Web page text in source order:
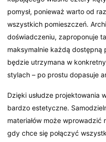
pomysł, ponieważ warto od
wszystkich pomieszczeń.
doświadczeniu, zaproponuje
maksymalnie każdą dostępną
będzie utrzymana w
stylach – po prostu dopasuje
Dzięki usłudze projektowania
bardzo estetyczne.
materiałów może wprowadzić
gdy chce się połączyć